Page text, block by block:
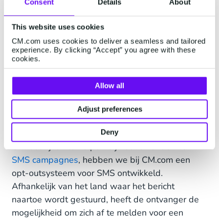
This website uses cookies
CM.com uses cookies to deliver a seamless and tailored
experience. By clicking “Accept” you agree with these
cookies.
Allow all
Adjust preferences
Deny
je bericht zal worden geïnterpreteerd als
opdringerig of spam. Bied ook een duidelijke en
gebruiksvriendelijke afmeld-optie aan. Het is
beter om een kleinere database te hebben met
mensen die je bericht ook echt willen ontvangen
dan om als spam te worden gemarkeerd.
4. Zorg ervoor dat je een opt-out
managementsysteem op zijn
plaats hebt
Om bedrijven te helpen bij het verzenden van
SMS campagnes, hebben we bij CM.com een
opt-outsysteem voor SMS ontwikkeld.
Afhankelijk van het land waar het bericht
naartoe wordt gestuurd, heeft de ontvanger de
mogelijkheid om zich af te melden voor een